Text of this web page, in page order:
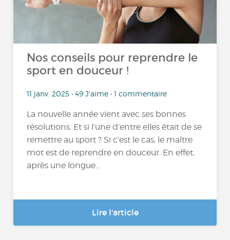
Nos conseils pour reprendre le
sport en douceur !
11 janv. 2025 • 49 J'aime • 1 commentaire
La nouvelle année vient avec ses bonnes
résolutions. Et si l’une d’entre elles était de se
remettre au sport ? Si c’est le cas, le maître
mot est de reprendre en douceur. En effet,
après une longue...
Lire l'article